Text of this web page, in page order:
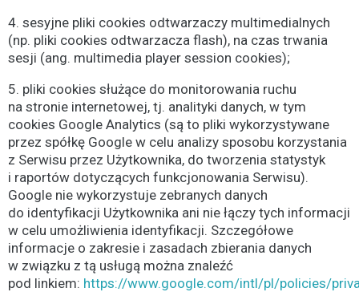
4. sesyjne pliki cookies odtwarzaczy multimedialnych
(np. pliki cookies odtwarzacza flash), na czas trwania
sesji (ang. multimedia player session cookies);
5. pliki cookies służące do monitorowania ruchu
na stronie internetowej, tj. analityki danych, w tym
cookies Google Analytics (są to pliki wykorzystywane
przez spółkę Google w celu analizy sposobu korzystania
z Serwisu przez Użytkownika, do tworzenia statystyk
i raportów dotyczących funkcjonowania Serwisu).
Google nie wykorzystuje zebranych danych
do identyfikacji Użytkownika ani nie łączy tych informacji
w celu umożliwienia identyfikacji. Szczegółowe
informacje o zakresie i zasadach zbierania danych
w związku z tą usługą można znaleźć
pod linkiem: https://www.google.com/intl/pl/policies/